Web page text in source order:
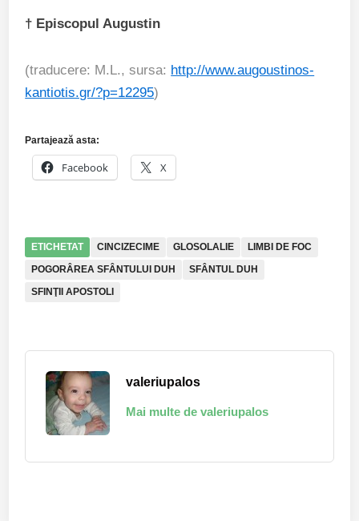
† Episcopul Augustin
(traducere: M.L., sursa: http://www.augoustinos-
kantiotis.gr/?p=12295)
Partajează asta:
Facebook X
ETICHETAT CINCIZECIME GLOSOLALIE
LIMBI DE FOC
POGORÂREA SFÂNTULUI DUH
SFÂNTUL DUH
SFINŢII APOSTOLI
valeriupalos
Mai multe de valeriupalos